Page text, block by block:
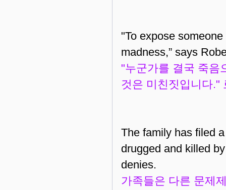
"To expose
madness,” says
"누군가를 결국 죽음
것은 미친짓입니다."
The family has filed
drugged and killed
denies.
가족들은 다른 문제